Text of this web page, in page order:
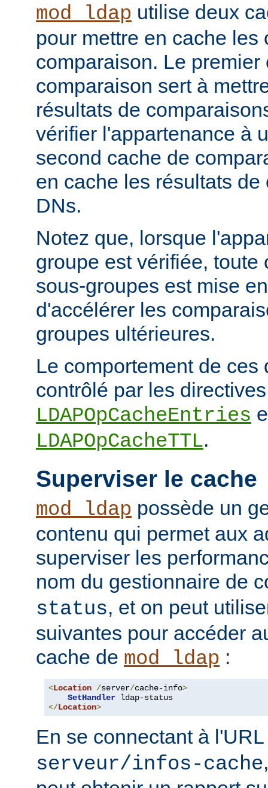
mod_ldap utilise deux
pour mettre en cache les
comparaison. Le premier
comparaison sert à
résultats de
vérifier l'appartenance à
second cache de
en cache les résultats
DNs.
Notez que, lorsque
groupe est vérifiée, toute
sous-groupes est mise
d'accélérer les
groupes ultérieures.
Le comportement de ces
contrôlé par les directives
LDAPOpCacheEntries
LDAPOpCacheTTL.
Superviser le cache
mod_ldap possède un
contenu qui permet aux
superviser les
nom du gestionnaire de
status, et on peut
suivantes pour accéder
cache de mod_ldap :
<Location /server/cache-info>
SetHandler
</Location>
En se connectant à
serveur/infos-cache